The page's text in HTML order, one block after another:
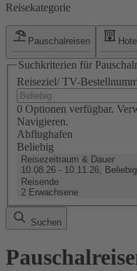
Reisekategorie
Pauschalreisen Hotel
Suchkriterien für
Reiseziel/ TV-
0 Optionen verfügbar.
Navigieren.
Abflughafen
Beliebig
Reisezeitraum & Dauer
10.08.26 - 10.11.26,
Reisende
2 Erwachsene
Suchen